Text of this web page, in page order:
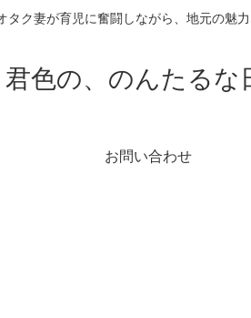
ク妻が育児に奮闘しながら、地元の魅
君色の、のんたるな
お問い合わせ